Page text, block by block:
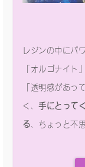
レジンの中にパ
「オルゴナイト」
「透明感があっ
く、 手にとって
る 、ちょっと不